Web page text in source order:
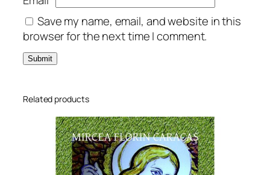
u
r
i
q
u
n
Save my name, email, and website in this
browser for the next time I comment.
Related products